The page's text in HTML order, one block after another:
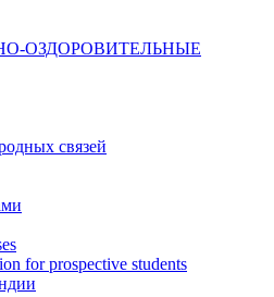
ОЗДОРОВИТЕЛЬНЫЕ
связей
for prospective students